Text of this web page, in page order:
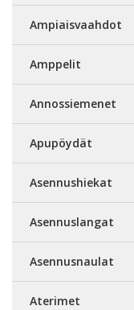
Ampiaisvaahdot
Amppelit
Annossiemenet
Apupöydät
Asennushiekat
Asennuslangat
Asennusnaulat
Aterimet